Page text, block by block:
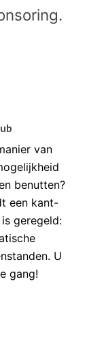
van
benutten?
een kant-
geregeld:
U
gang!